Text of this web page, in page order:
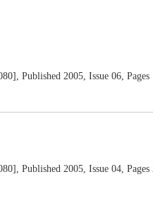
Published 2005, Issue 06, Pages
Published 2005, Issue 04, Pages